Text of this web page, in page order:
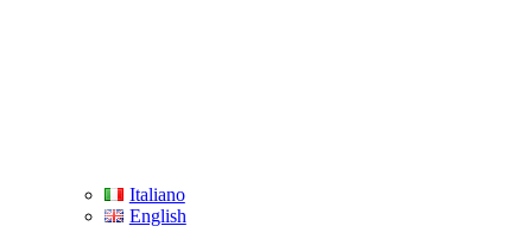
Italiano
English